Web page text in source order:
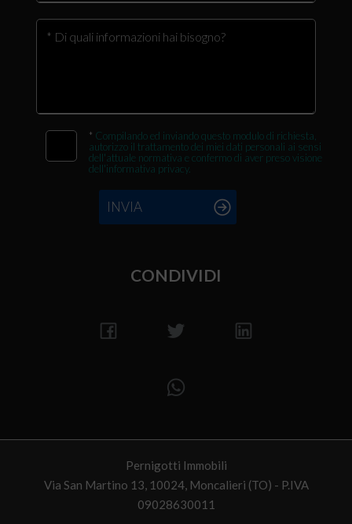
* Di quali informazioni hai bisogno?
* Compilando ed inviando questo modulo di richiesta,
autorizzo il trattamento dei miei dati personali ai sensi
dell'attuale normativa e confermo di aver preso visione
dell'informativa privacy.
INVIA
CONDIVIDI
Pernigotti Immobili
Via San Martino 13, 10024, Moncalieri (TO) - P.IVA
09028630011